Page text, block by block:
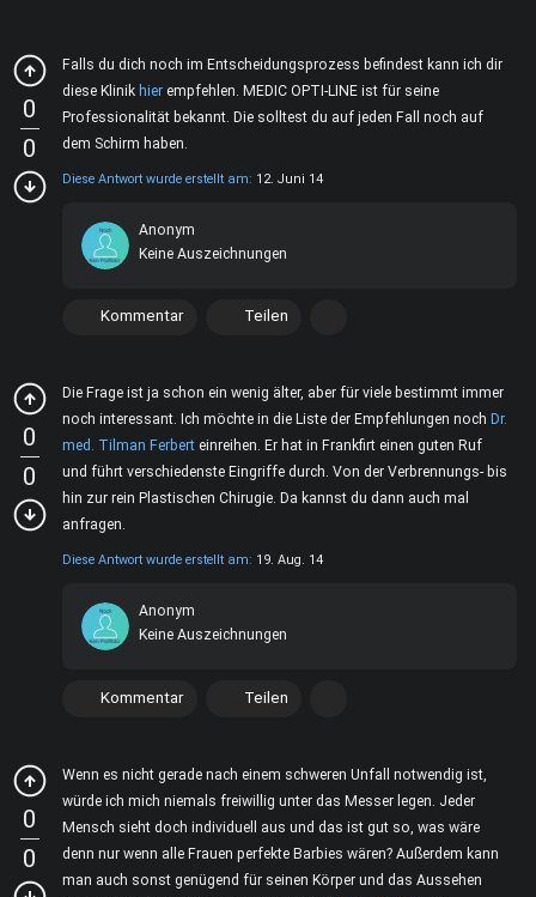
0
0
Falls du dich noch im Entscheidungsprozess befindest kann ich dir
diese Klinik hier empfehlen. MEDIC OPTI-LINE ist für seine
Professionalität bekannt. Die solltest du auf jeden Fall noch auf
dem Schirm haben.
Diese Antwort wurde erstellt am: 12. Juni 14
Anonym
Keine Auszeichnungen
Kommentar Teilen
0
0
Die Frage ist ja schon ein wenig älter, aber für viele bestimmt immer
noch interessant. Ich möchte in die Liste der Empfehlungen noch Dr.
med. Tilman Ferbert einreihen. Er hat in Frankfirt einen guten Ruf
und führt verschiedenste Eingriffe durch. Von der Verbrennungs- bis
hin zur rein Plastischen Chirugie. Da kannst du dann auch mal
anfragen.
Diese Antwort wurde erstellt am: 19. Aug. 14
Anonym
Keine Auszeichnungen
Kommentar Teilen
0
0
Wenn es nicht gerade nach einem schweren Unfall notwendig ist,
würde ich mich niemals freiwillig unter das Messer legen. Jeder
Mensch sieht doch individuell aus und das ist gut so, was wäre
denn nur wenn alle Frauen perfekte Barbies wären? Außerdem kann
man auch sonst genügend für seinen Körper und das Aussehen